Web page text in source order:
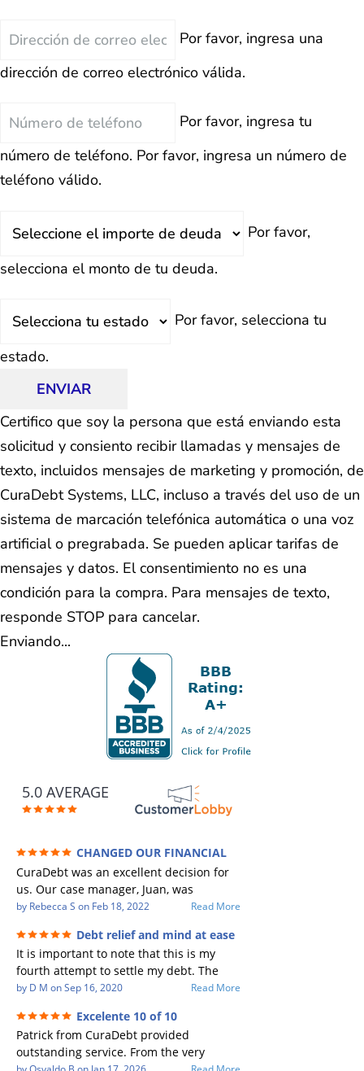
Correo
Por favor, ingresa una
dirección de correo electrónico válida.
Teléfono
Por favor, ingresa tu
número de teléfono. Por favor, ingresa un número de
teléfono válido.
Por favor,
selecciona el monto de tu deuda.
Por favor, selecciona tu
estado.
ENVIAR
Certifico que soy la persona que está enviando esta
solicitud y consiento recibir llamadas y mensajes de
texto, incluidos mensajes de marketing y promoción, de
CuraDebt Systems, LLC, incluso a través del uso de un
sistema de marcación telefónica automática o una voz
artificial o pregrabada. Se pueden aplicar tarifas de
mensajes y datos. El consentimiento no es una
condición para la compra. Para mensajes de texto,
responde STOP para cancelar.
Enviando...
5.0 AVERAGE
CHANGED OUR FINANCIAL
FUTURE (credit 200 Points / 90 K in debt
GONE)
CuraDebt was an excellent decision for
us. Our case manager, Juan, was
incredible to work with. He and Julio
Every communication was quickly
responded to and all of our questions
were answered. We were able to clear
up in excess of 90 K in debt in a few
years with a manageable payment.
CuraDebt gave us the opportunity to
start over and do things the right way.
The collection calls ALL stopped,
by Rebecca S on Feb 18, 2022 Read More
Debt relief and mind at ease
It is important to note that this is my
fourth attempt to settle my debt. The
first debt settlement company gave me
a debtor listing me as a charge off on my
credit report, even though they are paid
to date and I am making payments. The
by D M onSep 16, 2020 Read More
Excelente 10 of 10
Patrick from CuraDebt provided
outstanding service. From the very